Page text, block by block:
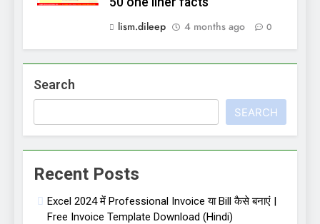
lism.dileep
4 months ago 0
Search
SEARCH
Recent Posts
Excel 2024 में Professional Invoice या Bill कैसे बनाएं |
Free Invoice Template Download (Hindi)